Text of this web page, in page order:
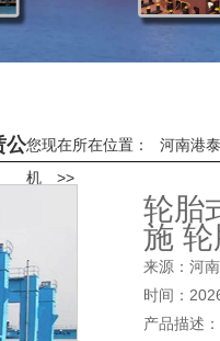
公您现在所在位置： 河南港
机
>>
轮胎
施 轮
来源：河
时间：
产品描述